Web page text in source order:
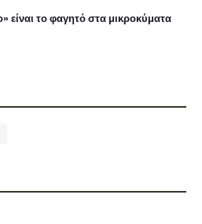
είναι το φαγητό στα μικροκύματα